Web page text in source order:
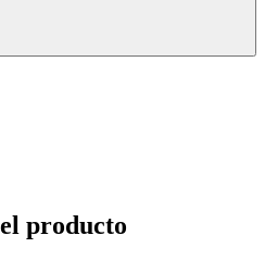
producto